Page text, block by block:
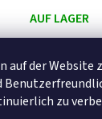
auf der Website
zu
AUF LAGER
DETAIL